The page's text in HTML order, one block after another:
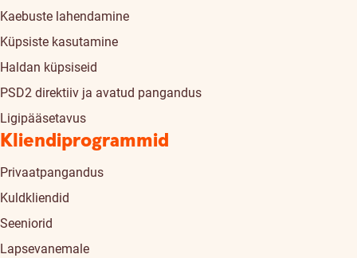
Kaebuste lahendamine
Küpsiste kasutamine
Haldan küpsiseid
PSD2 direktiiv ja avatud pangandus
Ligipääsetavus
Kliendiprogrammid
Privaatpangandus
Kuldkliendid
Seeniorid
Lapsevanemale